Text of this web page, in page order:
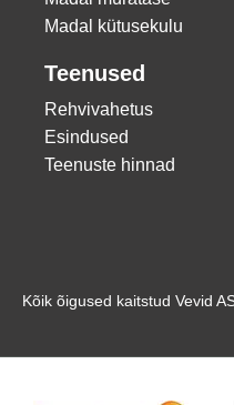
Madal kütusekulu
Teenused
Rehvivahetus
Esindused
Teenuste hinnad
Kõik õigused kaitstud Vevid